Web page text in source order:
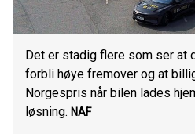
Det er stadig flere som ser at
forbli høye fremover og at
Norgespris når bilen lades
løsning. NAF